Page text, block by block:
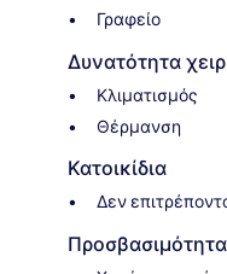
Γραφείο
Δυνατότητα
Κλιματισμός
Θέρμανση
Κατοικίδια
Δεν
Προσβασιμότητα